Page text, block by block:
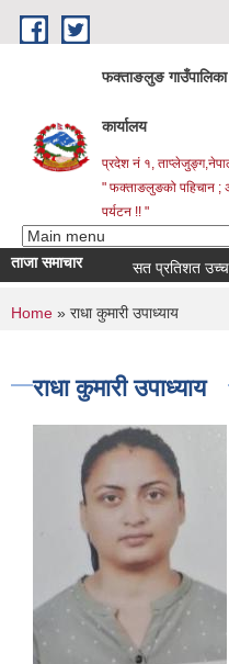
Skip to main content
फक्ताङलुङ गाउँपालिका
कार्यालय
प्रदेश नं १,
" फक्ताङलुङको पहिचान ;
पर्यटन !! "
ताजा समाचार सत प्रतिशत उच्च
You are here
Home » राधा कुमारी उपाध्याय
राधा कुमारी उपाध्याय